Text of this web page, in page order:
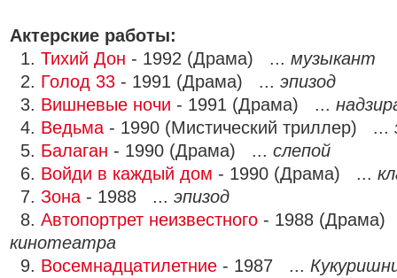
Актерские работы:
1. Тихий Дон - 1992 (Драма) ... музыкант
2. Голод 33 - 1991 (Драма) ... эпизод
3. Вишневые ночи - 1991 (Драма) ...
4. Ведьма - 1990 (Мистический триллер) ...
5. Балаган - 1990 (Драма) ... слепой
6. Войди в каждый дом - 1990 (Драма) ...
7. Зона - 1988 ... эпизод
8. Автопортрет неизвестного - 1988
кинотеатра
9. Восемнадцатилетние - 1987 ...